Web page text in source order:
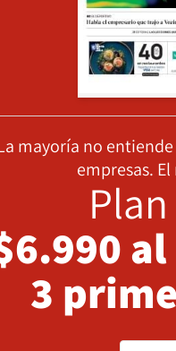
mayoría no
empresas.
3